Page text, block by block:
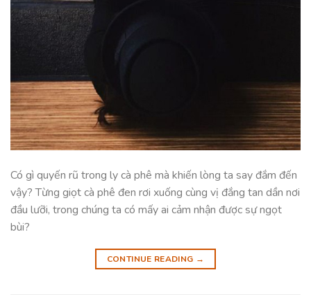
Có gì quyến rũ trong ly cà phê mà khiến lòng ta say đắm đến
vậy? Từng giọt cà phê đen rơi xuống cùng vị đắng tan dần nơi
đầu lưỡi, trong chúng ta có mấy ai cảm nhận được sự ngọt
bùi?
CONTINUE READING →